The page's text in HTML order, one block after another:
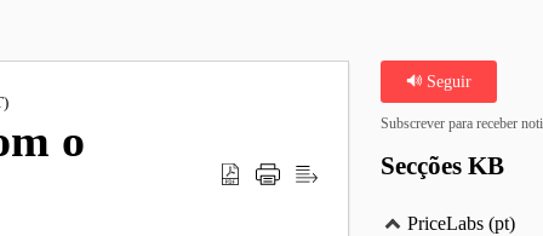
o
Seguir
Subscrever para receber
Secções KB
PriceLabs (pt)